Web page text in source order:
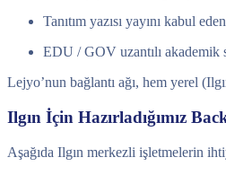
Tanıtım yazısı yayını kabul
EDU / GOV uzantılı akademik
Lejyo’nun bağlantı ağı, hem yerel
Ilgın İçin Hazırladığımız
Aşağıda Ilgın merkezli işletmelerin